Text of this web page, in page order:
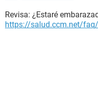
Revisa: ¿Estaré
https://salud.ccm.net/